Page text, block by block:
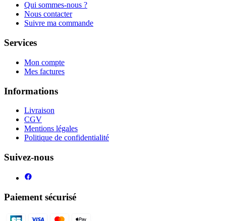
Qui sommes-nous ?
Nous contacter
Suivre ma commande
Services
Mon compte
Mes factures
Informations
Livraison
CGV
Mentions légales
Politique de confidentialité
Suivez-nous
Paiement sécurisé